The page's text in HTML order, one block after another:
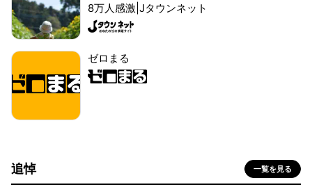
8万人感激|Jタウンネット
ゼロまる
追悼 一覧を見る